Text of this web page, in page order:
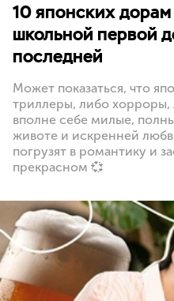
10 японских
школьной первой
последней
Может показаться, что
триллеры, либо хорроры,
вполне себе милые,
животе и искренней
погрузят в романтику и
прекрасном 💞